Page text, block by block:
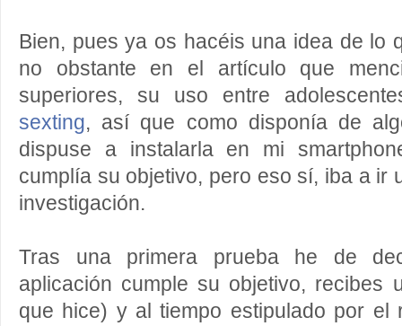
Bien, pues ya os hacéis una idea de lo
no obstante en el artículo que
superiores, su uso entre
sexting, así que como disponía de
dispuse a instalarla en mi
cumplía su objetivo, pero eso sí, iba a ir
investigación.
Tras una primera prueba he de
aplicación cumple su objetivo, recibes
que hice) y al tiempo estipulado por el